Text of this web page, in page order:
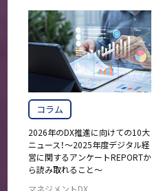
コラム
2026年のDX推進に向けての10大
ニュース！～2025年度デジタル経
営に関するアンケートREPORTか
ら読み取れること～
マネジメントDX